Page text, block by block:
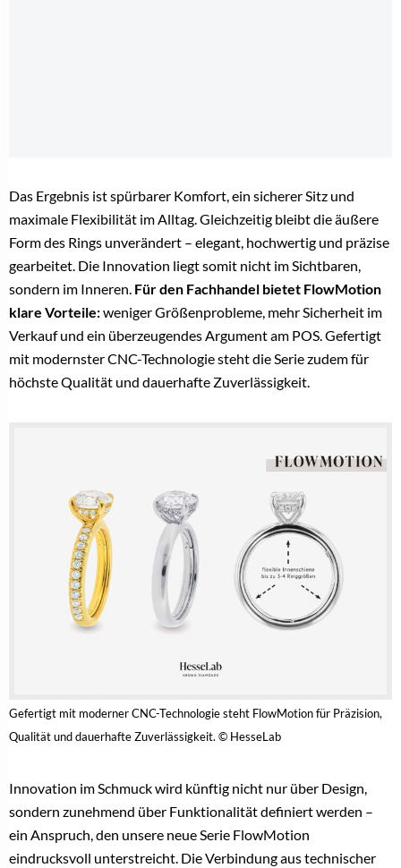
Das Ergebnis ist spürbarer Komfort, ein sicherer Sitz und
maximale Flexibilität im Alltag. Gleichzeitig bleibt die äußere
Form des Rings unverändert – elegant, hochwertig und präzise
gearbeitet. Die Innovation liegt somit nicht im Sichtbaren,
sondern im Inneren. Für den Fachhandel bietet FlowMotion
klare Vorteile:weniger Größenprobleme, mehr Sicherheit im
Verkauf und ein überzeugendes Argument am POS. Gefertigt
mit modernster CNC-Technologie steht die Serie zudem für
höchste Qualität und dauerhafte Zuverlässigkeit.
Gefertigt mit moderner CNC-Technologie steht FlowMotion für Präzision,
Qualität und dauerhafte Zuverlässigkeit. © HesseLab
Innovation im Schmuck wird künftig nicht nur über Design,
sondern zunehmend über Funktionalität definiert werden –
ein Anspruch, den unsere neue Serie FlowMotion
eindrucksvoll unterstreicht. Die Verbindung aus technischer